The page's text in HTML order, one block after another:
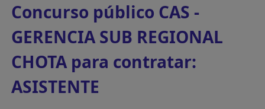
Concurso público CAS -
GERENCIA SUB REGIONAL
CHOTA para contratar:
ASISTENTE